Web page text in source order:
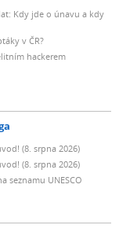
Kdy jde o únavu a kdy
v ČR?
hackerem
(8. srpna 2026)
(8. srpna 2026)
seznamu UNESCO